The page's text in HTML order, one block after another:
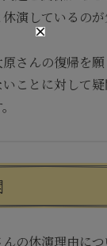
演しているのが
さんの復帰を
ことに対して
の休演理由に